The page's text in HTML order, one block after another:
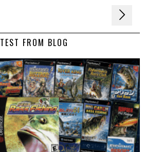
FROM BLOG